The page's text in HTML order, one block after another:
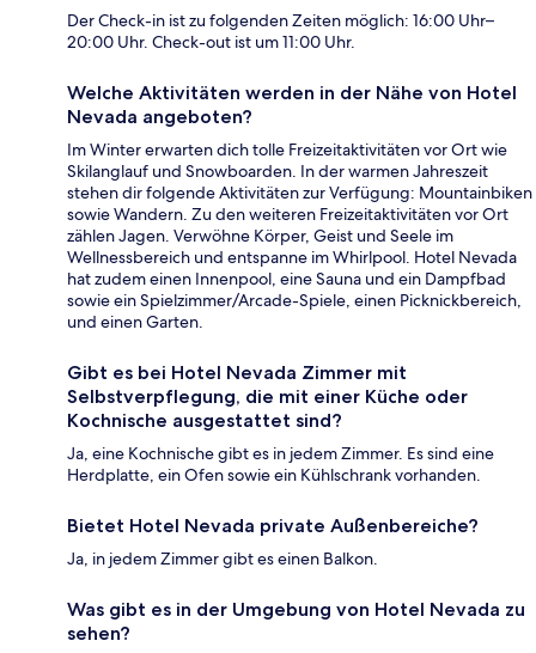
Der Check-in ist zu folgenden Zeiten möglich: 16:00 Uhr–
20:00 Uhr. Check-out ist um 11:00 Uhr.
Welche Aktivitäten werden in der Nähe von Hotel
Nevada angeboten?
Im Winter erwarten dich tolle Freizeitaktivitäten vor Ort wie
Skilanglauf und Snowboarden. In der warmen Jahreszeit
stehen dir folgende Aktivitäten zur Verfügung: Mountainbiken
sowie Wandern. Zu den weiteren Freizeitaktivitäten vor Ort
zählen Jagen. Verwöhne Körper, Geist und Seele im
Wellnessbereich und entspanne im Whirlpool. Hotel Nevada
hat zudem einen Innenpool, eine Sauna und ein Dampfbad
sowie ein Spielzimmer/Arcade-Spiele, einen Picknickbereich,
und einen Garten.
Gibt es bei Hotel Nevada Zimmer mit
Selbstverpflegung, die mit einer Küche oder
Kochnische ausgestattet sind?
Ja, eine Kochnische gibt es in jedem Zimmer. Es sind eine
Herdplatte, ein Ofen sowie ein Kühlschrank vorhanden.
Bietet Hotel Nevada private Außenbereiche?
Ja, in jedem Zimmer gibt es einen Balkon.
Was gibt es in der Umgebung von Hotel Nevada zu
sehen?